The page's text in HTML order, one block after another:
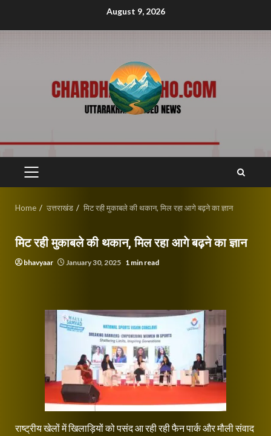
August 9, 2026
PRIMARY
Home उत्तराखंड मिट रही मुकाबले की थकान, मिल रहा आगे बढ़ने का ज्ञान
मिट रही मुकाबले की थकान, मिल रहा आगे बढ़ने का ज्ञान
bhavyaar January 30, 2025 1 min read
राष्ट्रीय खेलों में खिलाड़ियों को पसंद आ रही रही फैन पार्क और मौली संवाद